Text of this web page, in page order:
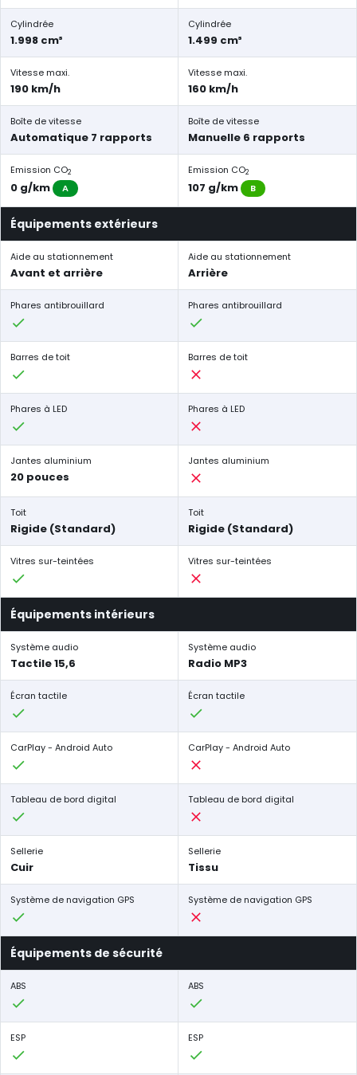
Cylindrée
1.998 cm³
Cylindrée
1.499 cm³
Vitesse maxi.
190 km/h
Vitesse maxi.
160 km/h
Boîte de vitesse
Automatique 7 rapports
Boîte de vitesse
Manuelle 6 rapports
Emission CO2
0 g/km A
Emission CO2
107 g/km B
Équipements extérieurs
Aide au stationnement
Avant et arrière
Aide au stationnement
Arrière
Phares antibrouillard Phares antibrouillard
Barres de toit Barres de toit
Phares à LED Phares à LED
Jantes aluminium
20 pouces
Jantes aluminium
Toit
Rigide (Standard)
Toit
Rigide (Standard)
Vitres sur-teintées Vitres sur-teintées
Équipements intérieurs
Système audio
Tactile 15,6
Système audio
Radio MP3
Écran tactile Écran tactile
CarPlay - Android Auto CarPlay - Android Auto
Tableau de bord digital Tableau de bord digital
Sellerie
Cuir
Sellerie
Tissu
Système de navigation GPS Système de navigation GPS
Équipements de sécurité
ABS ABS
ESP ESP